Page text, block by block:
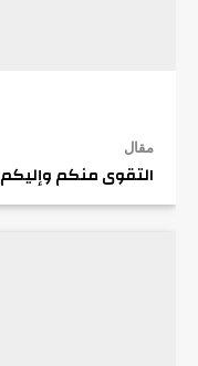
مقال
التقوى منكم وإليكم